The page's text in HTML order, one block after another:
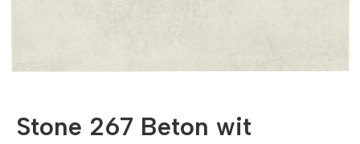
Stone 267 Beton wit